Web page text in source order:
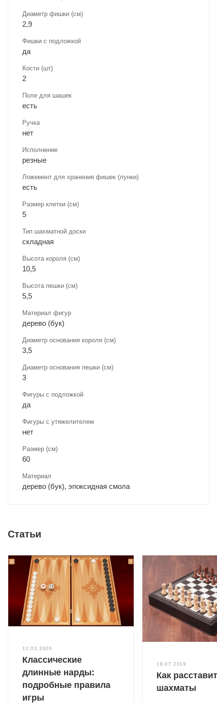
Диаметр фишки (см)
2,9
Фишки с подложкой
да
Кости (шт)
2
Поле для шашек
есть
Ручка
нет
Исполнение
резные
Ложемент для хранения фишек (лунки)
есть
Размер клетки (см)
5
Тип шахматной доски
складная
Высота короля (см)
10,5
Высота пешки (см)
5,5
Материал фигур
дерево (бук)
Диаметр основания короля (см)
3,5
Диаметр основания пешки (см)
3
Фигуры с подложкой
да
Фигуры с утяжелителем
нет
Размер (см)
60
Материал
дерево (бук), эпоксидная смола
Статьи
12.03.2020
Классические
длинные нарды:
подробные правила
игры
18.07.2019
Как
шахматы